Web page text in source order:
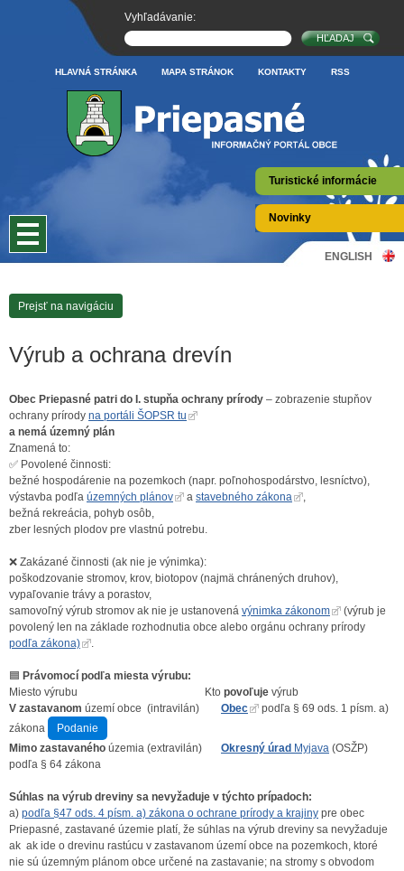
Turistické informácie
Novinky
HLAVNÁ STRÁNKA MAPA STRÁNOK KONTAKTY RSS
Vyhľadávanie:
ENGLISH
Prejsť na navigáciu
Výrub a ochrana drevín
Obec Priepasné patri do I. stupňa ochrany prírody – zobrazenie stupňov
ochrany prírody na portáli ŠOPSR tu
a nemá územný plán
Znamená to:
✅ Povolené činnosti:
bežné hospodárenie na pozemkoch (napr. poľnohospodárstvo, lesníctvo),
výstavba podľa územných plánov a stavebného zákona
,
bežná rekreácia, pohyb osôb,
zber lesných plodov pre vlastnú potrebu.
❌ Zakázané činnosti (ak nie je výnimka):
poškodzovanie stromov, krov, biotopov (najmä chránených druhov),
vypaľovanie trávy a porastov,
samovoľný výrub stromov ak nie je ustanovená výnimka zákonom
(výrub je
povolený len na základe rozhodnutia obce alebo orgánu ochrany prírody
podľa zákona)
.
🟦 Právomocí podľa miesta výrubu:
Miesto výrubu Kto povoľuje výrub
V zastavanom území obce (intravilán) Obec
podľa § 69 ods. 1 písm. a)
zákona
Podanie
Mimo zastavaného územia (extravilán) Okresný úrad Myjava (OSŽP)
podľa § 64 zákona
Súhlas na výrub dreviny sa nevyžaduje v týchto prípadoch:
a) podľa §47 ods. 4 písm. a) zákona o ochrane prírody a krajiny pre obec
Priepasné, zastavané územie platí, že súhlas na výrub dreviny sa nevyžaduje
ak ak ide o drevinu rastúcu v zastavanom území obce na pozemkoch, ktoré
nie sú územným plánom obce určené na zastavanie; na stromy s obvodom